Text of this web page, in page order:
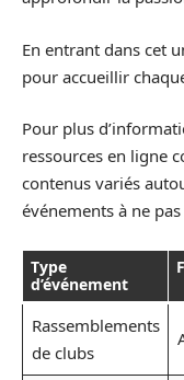
En entrant dans cet
pour accueillir
Pour plus
ressources en ligne
contenus variés
événements à ne
Type
d’événement
Rassemblements
de clubs